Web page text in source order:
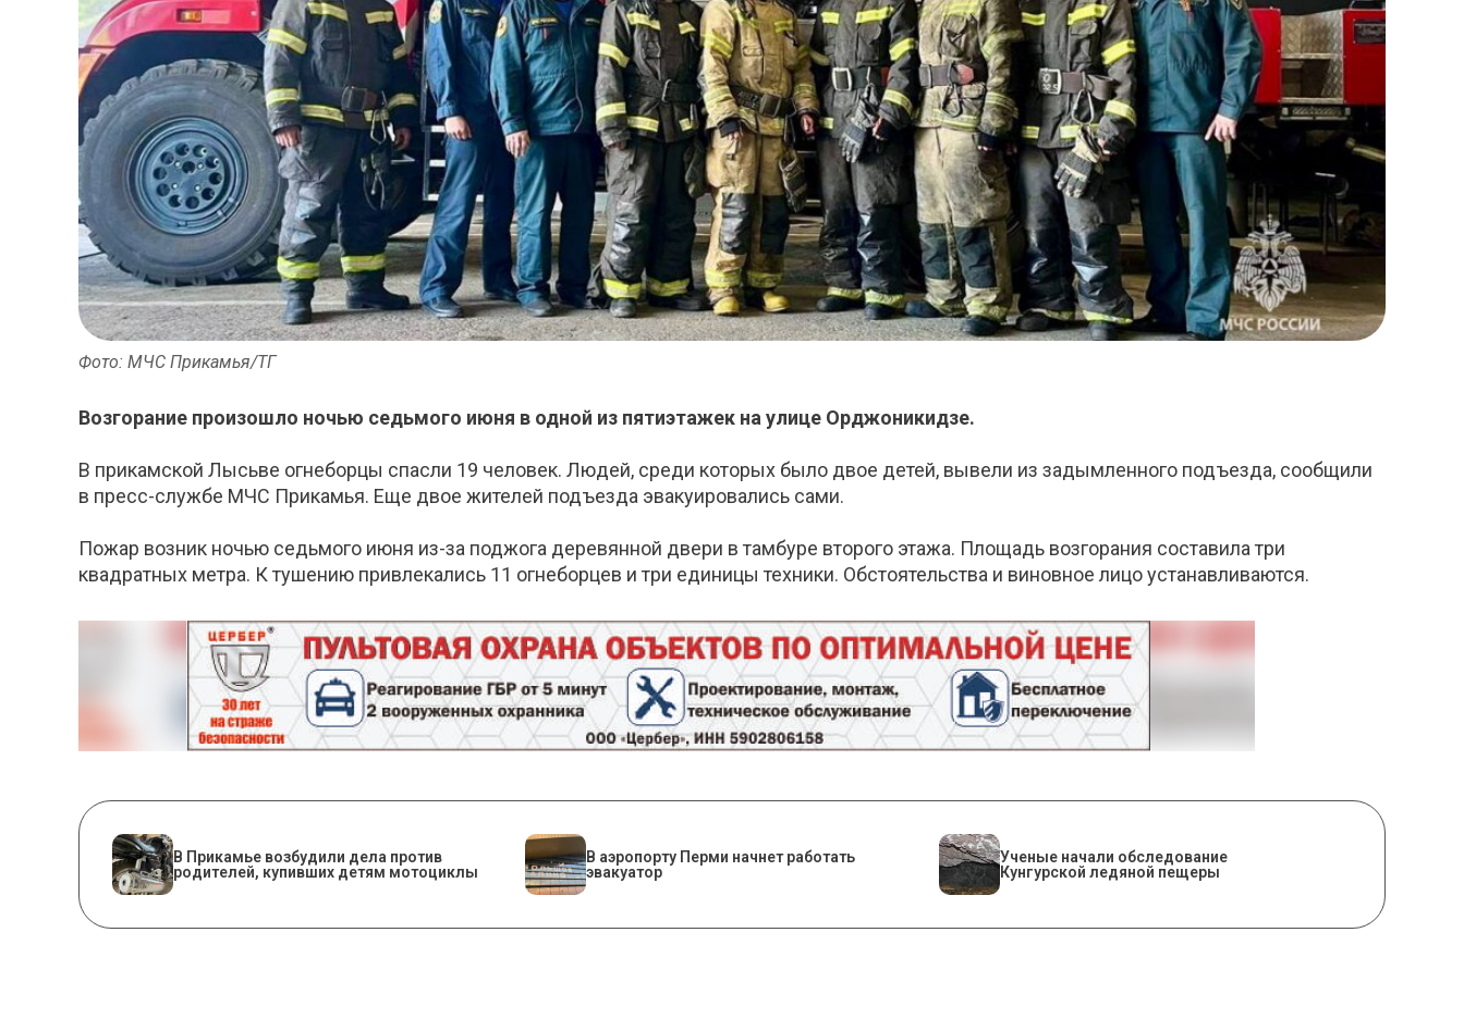
Фото: МЧС Прикамья/ТГ
Возгорание произошло ночью седьмого июня в одной из пятиэтажек на улице Орджоникидзе.
В прикамской Лысьве огнеборцы спасли 19 человек. Людей, среди которых было двое детей, вывели из задымленного подъезда, сообщили
в пресс-службе МЧС Прикамья. Еще двое жителей подъезда эвакуировались сами.
Пожар возник ночью седьмого июня из-за поджога деревянной двери в тамбуре второго этажа. Площадь возгорания составила три
квадратных метра. К тушению привлекались 11 огнеборцев и три единицы техники. Обстоятельства и виновное лицо устанавливаются.
В Прикамье возбудили дела против
родителей, купивших детям мотоциклы
В аэропорту Перми начнет работать
эвакуатор
Ученые начали обследование
Кунгурской ледяной пещеры